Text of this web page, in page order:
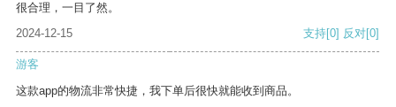
很合理，一目了然。
2024-12-15
支持[0] 反对[0]
游客
这款app的物流非常快捷，我下单后很快就能收到商品。